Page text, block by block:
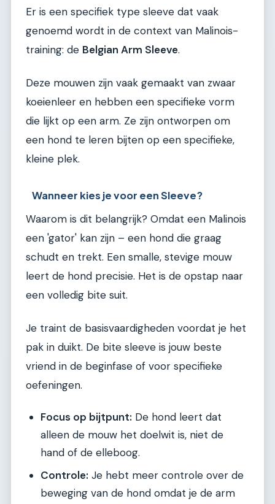
Er is een specifiek type sleeve dat vaak
genoemd wordt in de context van Malinois-
training: de Belgian Arm Sleeve.
Deze mouwen zijn vaak gemaakt van zwaar
koeienleer en hebben een specifieke vorm
die lijkt op een arm. Ze zijn ontworpen om
een hond te leren bijten op een specifieke,
kleine plek.
Wanneer kies je voor een Sleeve?
Waarom is dit belangrijk? Omdat een Malinois
een 'gator' kan zijn – een hond die graag
schudt en trekt. Een smalle, stevige mouw
leert de hond precisie. Het is de opstap naar
een volledig bite suit.
Je traint de basisvaardigheden voordat je het
pak in duikt. De bite sleeve is jouw beste
vriend in de beginfase of voor specifieke
oefeningen.
Focus op bijtpunt: De hond leert dat
alleen de mouw het doelwit is, niet de
hand of de elleboog.
Controle: Je hebt meer controle over de
beweging van de hond omdat je de arm